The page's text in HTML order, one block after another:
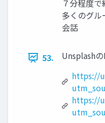
７分程度で
多くのグル
会話
53.
Unsplash
https://
https://